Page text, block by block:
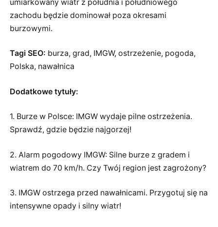
umiarkowany wiatr z południa i południowego
zachodu będzie dominował poza okresami
burzowymi.
Tagi SEO: burza, grad, IMGW, ostrzeżenie, pogoda,
Polska, nawałnica
Dodatkowe tytuły:
1. Burze w Polsce: IMGW wydaje pilne ostrzeżenia.
Sprawdź, gdzie będzie najgorzej!
2. Alarm pogodowy IMGW: Silne burze z gradem i
wiatrem do 70 km/h. Czy Twój region jest zagrożony?
3. IMGW ostrzega przed nawałnicami. Przygotuj się na
intensywne opady i silny wiatr!